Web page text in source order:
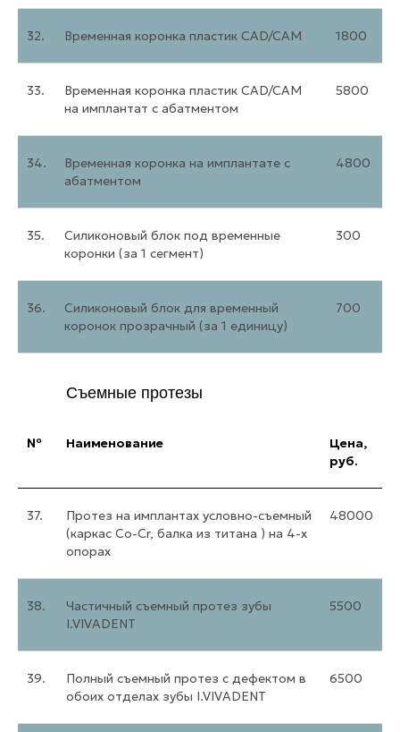
32. Временная коронка пластик CAD/CAM 1800
33.
Временная коронка пластик CAD/CAM
на имплантат с абатментом
5800
34.
Временная коронка на имплантате с
абатментом
4800
35.
Силиконовый блок под временные
коронки (за 1 сегмент)
300
36.
Силиконовый блок для временный
коронок прозрачный (за 1 единицу)
700
Съемные протезы
№ Наименование
Цена,
руб.
37.
Протез на имплантах условно-съемный
(каркас Co-Cr, балка из титана ) на 4-х
опорах
48000
38.
Частичный съемный протез зубы
I.VIVADENT
5500
39.
Полный съемный протез с дефектом в
обоих отделах зубы I.VIVADENT
6500